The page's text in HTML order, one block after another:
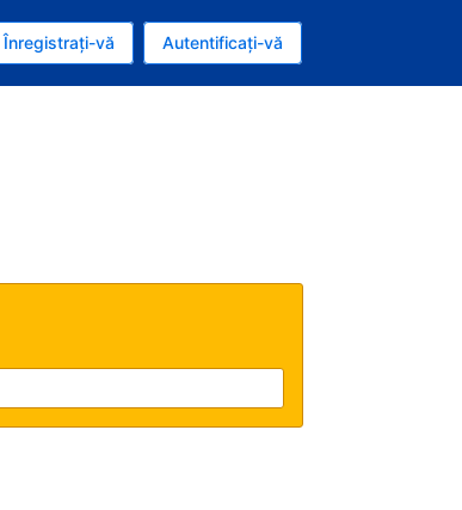
dvs.
Înregistrați-vă Autentificați-vă